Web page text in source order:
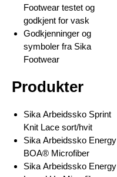
Footwear testet og
godkjent for vask
Godkjenninger og
symboler fra Sika
Footwear
Produkter
Sika Arbeidssko Sprint
Knit Lace sort/hvit
Sika Arbeidssko Energy
BOA® Microfiber
Sika Arbeidssko Energy